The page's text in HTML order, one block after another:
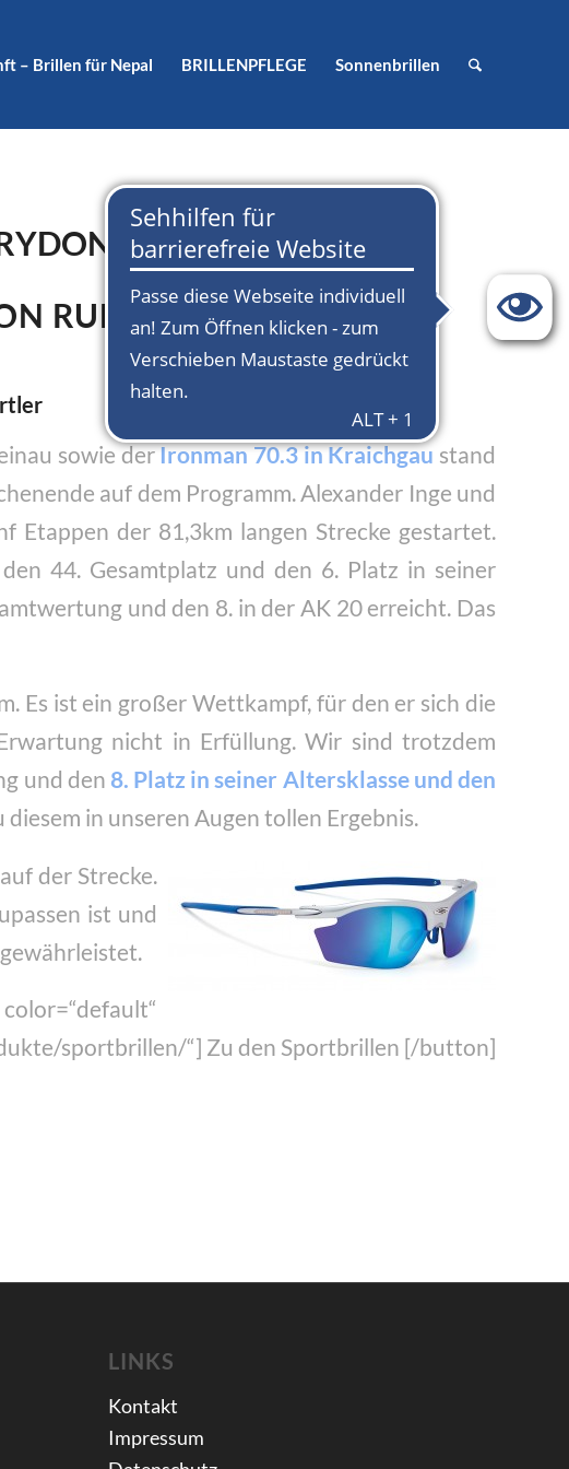
– Brillen für Nepal BRILLENPFLEGE Sonnenbrillen
RUDY PROJECT
sowie derIronman 70.3 in Kraichgau stand
auf dem Programm. Alexander Inge und
Etappen der 81,3km langen Strecke gestartet.
44. Gesamtplatz und den 6. Platz in seiner
und den 8. in der AK 20 erreicht. Das
Es ist ein großer Wettkampf, für den er sich die
nicht in Erfüllung. Wir sind trotzdem
und den 8. Platz in seiner Altersklasse und den
diesem in unseren Augen tollen Ergebnis.
auf der Strecke.
ist und
sportbrillen/“] Zu den Sportbrillen [/button]
LINKS
Kontakt
Impressum